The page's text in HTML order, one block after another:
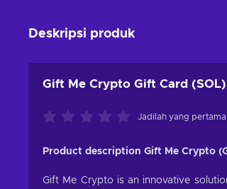
Deskripsi produk
Gift Me Crypto Gift Card
Jadilah yang
Product description Gift Me Crypto
Gift Me Crypto is an innovative